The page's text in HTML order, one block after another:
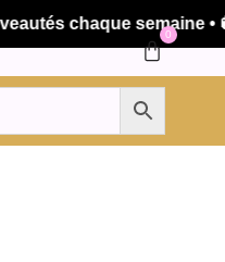
chaque semaine • 🚚
0